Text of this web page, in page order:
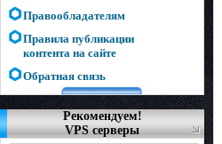
Правообладателям
Правила публикации
контента на сайте
Обратная связь
Рекомендуем!
VPS серверы